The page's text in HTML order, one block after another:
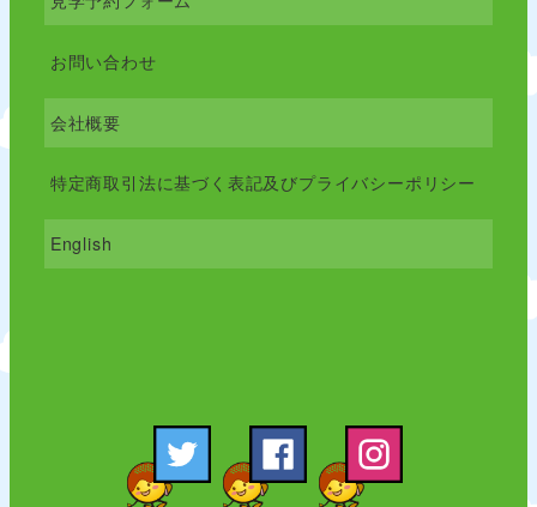
お問い合わせ
会社概要
特定商取引法に基づく表記及びプライバシーポリシー
English